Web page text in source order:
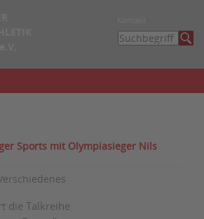
Sports mit Olympiasieger Nils
die Talkreihe